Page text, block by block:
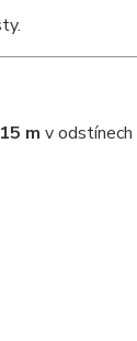
m v odstínech